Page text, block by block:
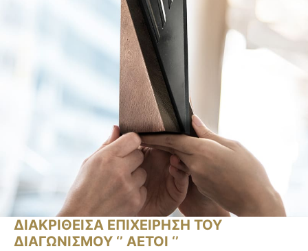
ΔΙΑΚΡΙΘΕΙΣΑ ΕΠΙΧΕΙΡΗΣΗ ΤΟΥ
ΔΙΑΓΩΝΙΣΜΟΥ ‘’ ΑΕΤΟΙ ‘’